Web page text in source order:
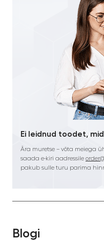
Ei leidnud toodet,
Ära muretse – võta meiega
saada e-kiri aadressile
pakub sulle turu parima
Blogi